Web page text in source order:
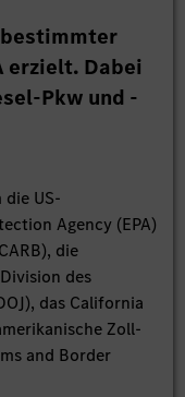
erzielt. Dabei
Pkw und -
US-
Agency (EPA)
die
des
das California
Zoll-
and Border